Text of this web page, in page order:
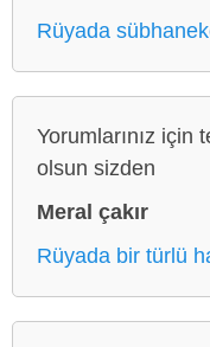
Rüyada
Yorumlarınız için
olsun sizden
Meral çakır
Rüyada bir türlü